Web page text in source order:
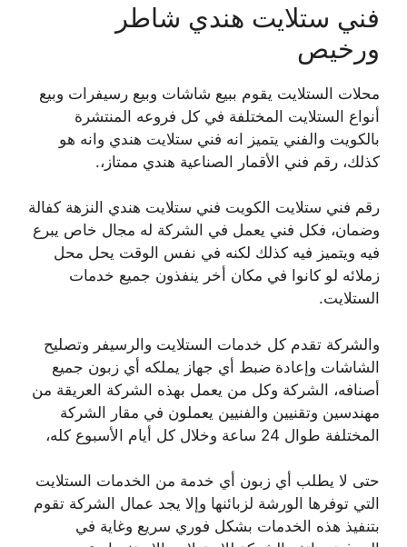
فني ستلايت هندي شاطر
ورخيص
محلات الستلايت يقوم ببيع شاشات وبيع رسيفرات وبيع
أنواع الستلايت المختلفة في كل فروعه المنتشرة
بالكويت والفني يتميز انه فني ستلايت هندي وانه هو
كذلك، رقم فني الأقمار الصناعية هندي ممتاز،.
رقم فني ستلايت الكويت فني ستلايت هندي النزهة كفالة
وضمان، فكل فني يعمل في الشركة له مجال خاص يبرع
فيه ويتميز فيه كذلك لكنه في نفس الوقت يحل محل
زملائه لو كانوا في مكان أخر ينفذون جميع خدمات
الستلايت.
والشركة تقدم كل خدمات الستلايت والرسيفر وتصليح
الشاشات وإعادة ضبط أي جهاز يملكه أي زبون جميع
أصنافه، الشركة وكل من يعمل بهذه الشركة العريقة من
مهندسين وتقنيين والفنيين يعملون في مقار الشركة
المختلفة طوال 24 ساعة وخلال كل أيام الأسبوع كله،
حتى لا يطلب أي زبون أي خدمة من الخدمات الستلايت
التي توفرها الورشة لزبائنها وإلا يجد عمال الشركة تقوم
بتنفيذ هذه الخدمات بشكل فوري سريع وغاية في